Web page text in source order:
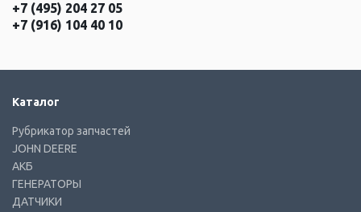
+7 (495) 204 27 05
+7 (916) 104 40 10
Каталог
Рубрикатор запчастей
JOHN DEERE
АКБ
ГЕНЕРАТОРЫ
ДАТЧИКИ